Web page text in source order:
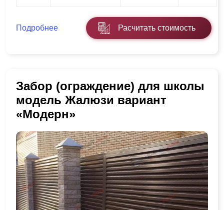
Подробнее Расчитать стоимость
Забор (ограждение) для школы
модель Жалюзи вариант
«Модерн»